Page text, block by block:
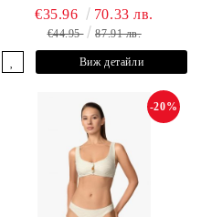
L2613-Z-MTB MARC &
ANDRE
€35.96 70.33 лв.
€44.95 87.91 лв.
Виж детайли
-20%